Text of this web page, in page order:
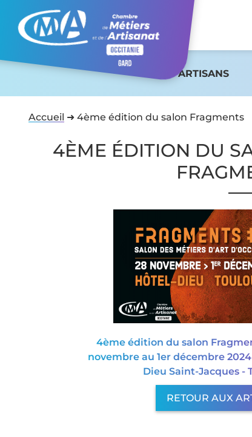
ARTISANS
Accueil ➜ 4ème édition du salon Fragments
4ÈME ÉDITION DU
4ème édition du salon
novembre au 1er décembre
Dieu Saint-Jacques -
RETOUR AUX